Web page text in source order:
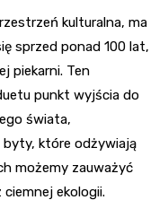
kulturalna, ma
sprzed ponad 100 lat,
piekarni. Ten
punkt wyjścia do
świata,
byty, które odżywiają
możemy zauważyć
ekologii.